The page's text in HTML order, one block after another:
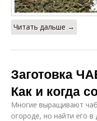
Читать дальше →
Заготовка
Как и когда
Многие выращивают
огороде, но найти его